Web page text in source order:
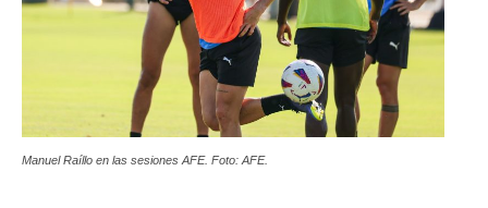
Manuel Raíllo en las sesiones AFE. Foto: AFE.